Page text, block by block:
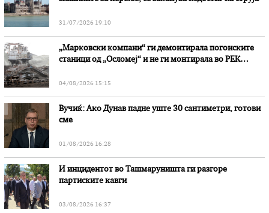
31/07/2026 19:10
„Марковски компани“ ги демонтирала погонските
станици од „Осломеј“ и не ги монтирала во РЕК
04/08/2026 15:15
Вучиќ: Ако Дунав падне уште 30 сантиметри, готови
сме
01/08/2026 16:28
И инцидентот во Ташмаруништa ги разгоре
партиските кавги
03/08/2026 16:37